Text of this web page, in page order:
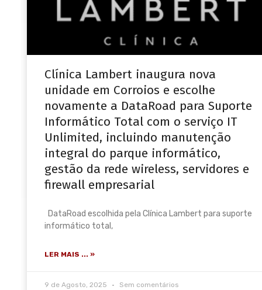
Clínica Lambert inaugura nova
unidade em Corroios e escolhe
novamente a DataRoad para Suporte
Informático Total com o serviço IT
Unlimited, incluindo manutenção
integral do parque informático,
gestão da rede wireless, servidores e
firewall empresarial
DataRoad escolhida pela Clínica Lambert para suporte
informático total,
LER MAIS ... »
9 de Agosto, 2025 Sem comentários